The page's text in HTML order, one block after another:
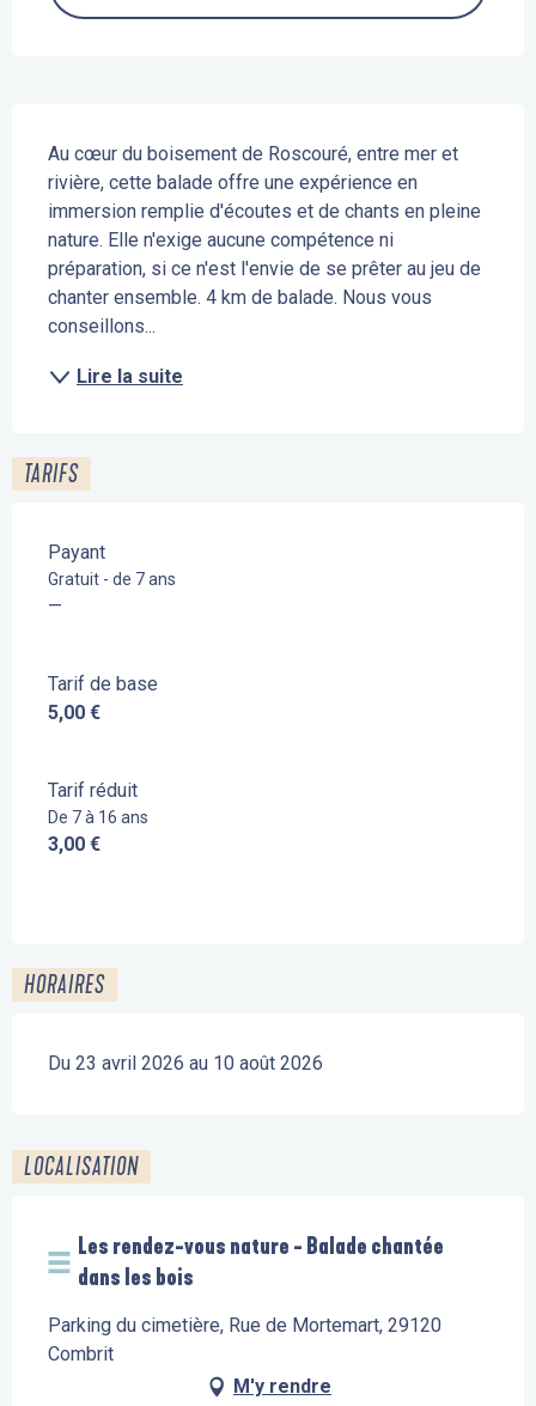
Au cœur du boisement de Roscouré, entre mer et
rivière, cette balade offre une expérience en
immersion remplie d'écoutes et de chants en pleine
nature. Elle n'exige aucune compétence ni
préparation, si ce n'est l'envie de se prêter au jeu de
chanter ensemble. 4 km de balade. Nous vous
conseillons...
Lire la suite
TARIFS
Payant
Gratuit - de 7 ans
—
Tarif de base
5,00 €
Tarif réduit
De 7 à 16 ans
3,00 €
HORAIRES
Du 23 avril 2026 au 10 août 2026
LOCALISATION
Les rendez-vous nature - Balade chantée
dans les bois
Parking du cimetière, Rue de Mortemart, 29120
Combrit
M'y rendre